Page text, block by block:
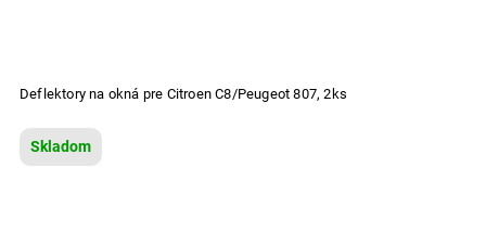
Deflektory na okná pre Citroen C8/Peugeot 807, 2ks
Skladom